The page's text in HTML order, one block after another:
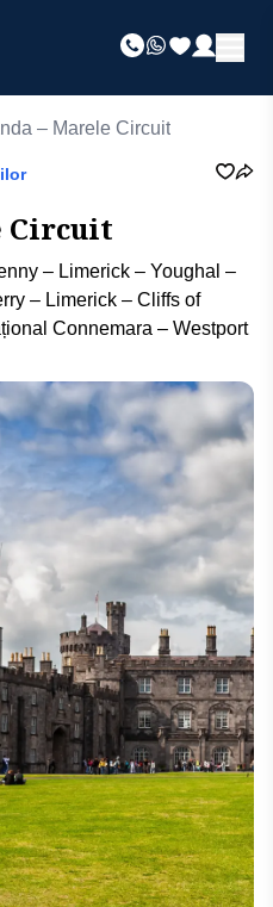
– Marele Circuit
Circuit
– Limerick – Youghal –
– Limerick – Cliffs of
Connemara – Westport